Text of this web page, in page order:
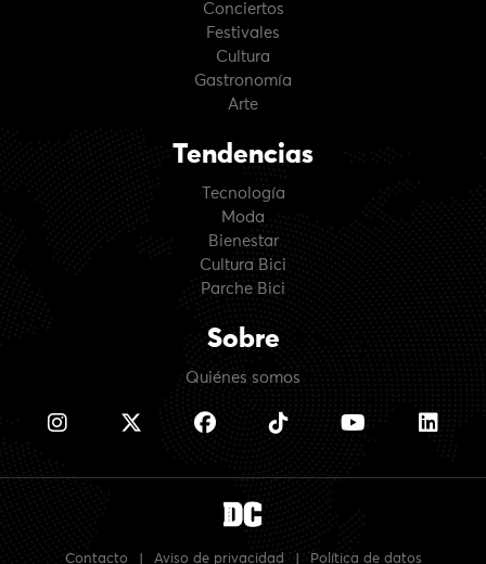
Conciertos
Festivales
Cultura
Gastronomía
Arte
Tendencias
Tecnología
Moda
Bienestar
Cultura Bici
Parche Bici
Sobre
Quiénes somos
Contacto Aviso de privacidad Política de datos